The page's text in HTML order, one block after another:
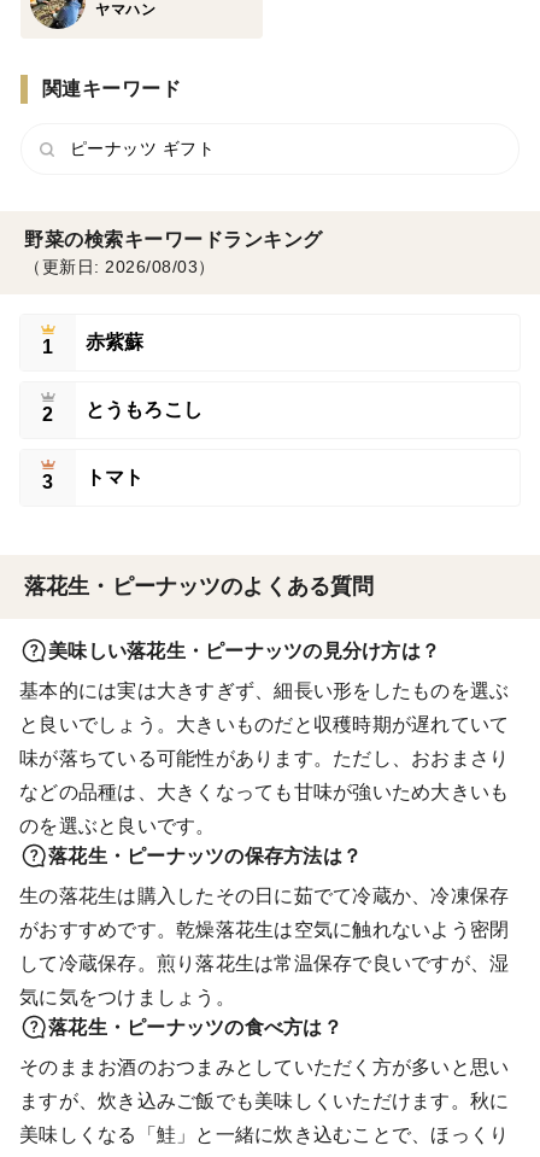
ヤマハン
関連キーワード
ピーナッツ ギフト
野菜の検索キーワードランキング
（更新日: 2026/08/03）
1 赤紫蘇
2 とうもろこし
3 トマト
落花生・ピーナッツのよくある質問
美味しい落花生・ピーナッツの見分け方は？
基本的には実は大きすぎず、細長い形をしたものを選ぶ
と良いでしょう。大きいものだと収穫時期が遅れていて
味が落ちている可能性があります。ただし、おおまさり
などの品種は、大きくなっても甘味が強いため大きいも
のを選ぶと良いです。
落花生・ピーナッツの保存方法は？
生の落花生は購入したその日に茹でて冷蔵か、冷凍保存
がおすすめです。乾燥落花生は空気に触れないよう密閉
して冷蔵保存。煎り落花生は常温保存で良いですが、湿
気に気をつけましょう。
落花生・ピーナッツの食べ方は？
そのままお酒のおつまみとしていただく方が多いと思い
ますが、炊き込みご飯でも美味しくいただけます。秋に
美味しくなる「鮭」と一緒に炊き込むことで、ほっくり